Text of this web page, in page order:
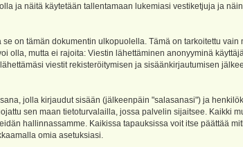
ja näitä käytetään tallentamaan lukemiasi vestiketjuja ja
on tämän dokumentin ulkopuolella. Tämä on tarkoitettu
olla, mutta ei rajoita: Viestin lähettäminen anonyyminä
viestit rekisteröitymisen ja sisäänkirjautumisen
jolla kirjaudut sisään (jälkeenpäin "salasanasi") ja
sen maan tietoturvalailla, jossa palvelin sijaitsee. Kaikki
hallinnassamme. Kaikissa tapauksissa voit itse päättää
omia asetuksiasi.